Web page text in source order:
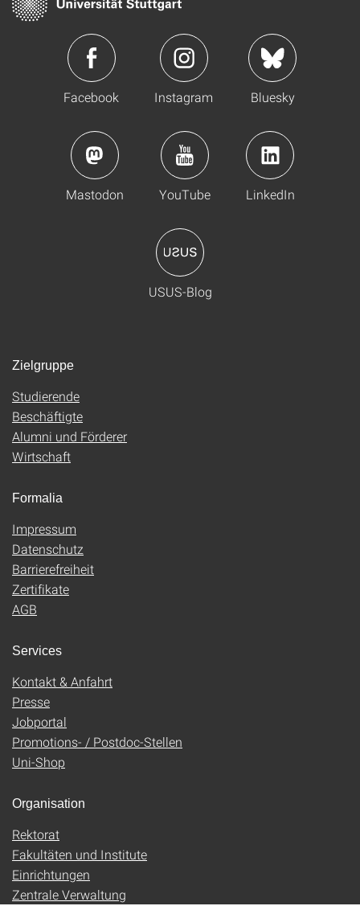
Facebook Instagram Bluesky
Mastodon YouTube LinkedIn
USUS-Blog
Zielgruppe
Studierende
Beschäftigte
Alumni und Förderer
Wirtschaft
Formalia
Impressum
Datenschutz
Barrierefreiheit
Zertifikate
AGB
Services
Kontakt & Anfahrt
Presse
Jobportal
Promotions- / Postdoc-Stellen
Uni-Shop
Organisation
Rektorat
Fakultäten und Institute
Einrichtungen
Zentrale Verwaltung